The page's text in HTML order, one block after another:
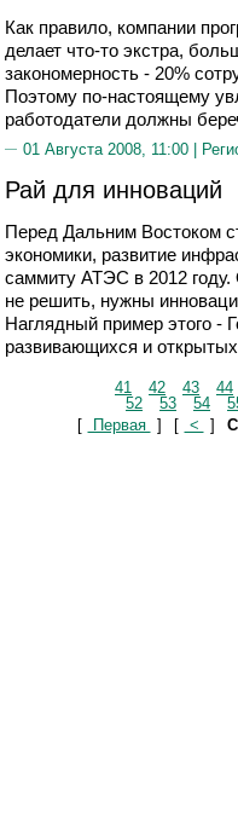
Как правило, компании
делает что-то экстра,
закономерность - 20%
Поэтому по-настоящему
работодатели должны
01 Августа 2008, 11:00 |
Рай для инноваций
Перед Дальним Востоком
экономики, развитие
саммиту АТЭС в 2012
не решить, нужны
Наглядный пример этого -
развивающихся и
41 42 43
44
52
53 54
[
Первая ] [ < ]